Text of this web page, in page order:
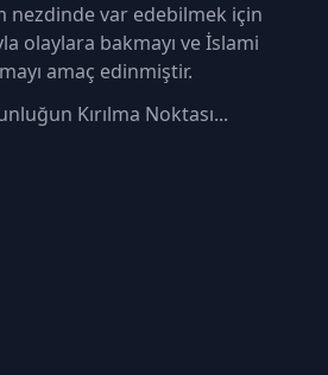
nezdinde var edebilmek için
olaylara bakmayı ve İslami
amaç edinmiştir.
Kırılma Noktası...